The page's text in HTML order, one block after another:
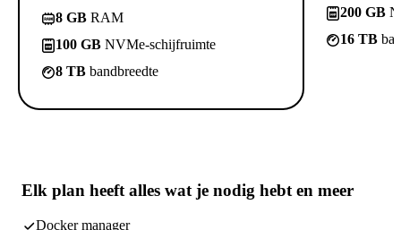
8 GB RAM
100 GB NVMe-schijfruimte
8 TB bandbreedte
200 GB
16 TB
Elk plan heeft alles wat je nodig hebt en meer
Docker manager